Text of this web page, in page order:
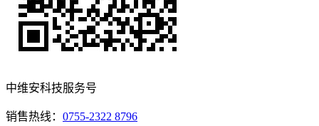
中维安科技服务号
销售热线： 0755-2322 8796